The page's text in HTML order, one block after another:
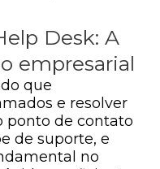
Desk: A
empresarial
que
e resolver
ponto de contato
de suporte, e
no